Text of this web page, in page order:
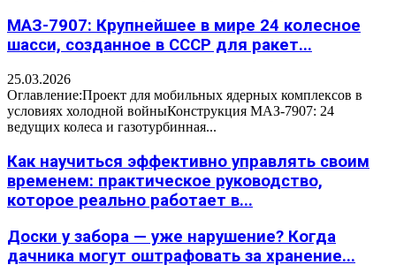
МАЗ-7907: Крупнейшее в мире 24 колесное
шасси, созданное в СССР для ракет...
25.03.2026
Оглавление:Проект для мобильных ядерных комплексов в
условиях холодной войныКонструкция МАЗ-7907: 24
ведущих колеса и газотурбинная...
Как научиться эффективно управлять своим
временем: практическое руководство,
которое реально работает в...
Доски у забора — уже нарушение? Когда
дачника могут оштрафовать за хранение...